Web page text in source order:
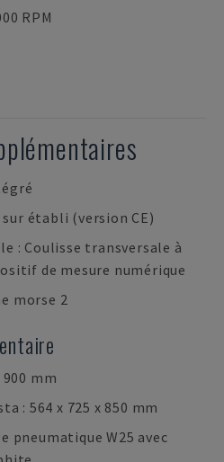
RPM
établi (version CE)
: Coulisse transversale à
de mesure numérique
morse 2
mm
: 564 x 725 x 850 mm
pneumatique W25 avec